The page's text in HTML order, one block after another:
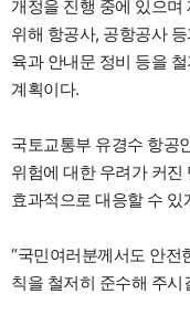
개정을 진행 중에 있으
위해 항공사, 공항공사
육과 안내문 정비 등을
계획이다.
국토교통부 유경수 항공
위험에 대한 우려가 커
효과적으로 대응할 수 있
“국민여러분께서도 안전
칙을 철저히 준수해 주시